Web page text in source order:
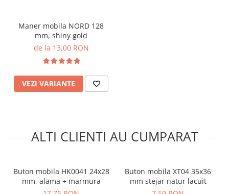
Maner mobila NORD 128
mm, shiny gold
de la 13,00 RON
VEZI VARIANTE
ALTI CLIENTI AU CUMPARAT
Buton mobila HK0041 24x28
mm, alama + marmura
Buton mobila XT04 35x36
mm stejar natur lacuit